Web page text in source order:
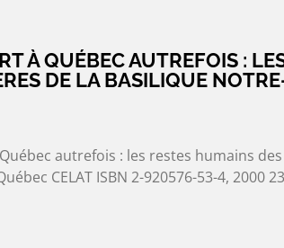
À QUÉBEC AUTREFOIS :
DE LA BASILIQUE
autrefois : les restes humains des
CELAT ISBN 2-920576-53-4, 2000